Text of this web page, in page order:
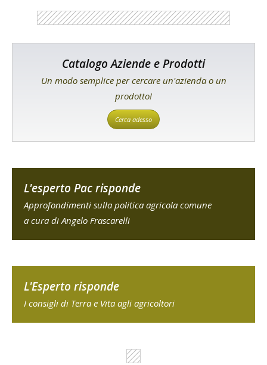
Catalogo Aziende e Prodotti
Un modo semplice per cercare un'azienda o un
prodotto!
Cerca adesso
L'esperto Pac risponde
Approfondimenti sulla politica agricola comune
a cura di Angelo Frascarelli
L'Esperto risponde
I consigli di Terra e Vita agli agricoltori